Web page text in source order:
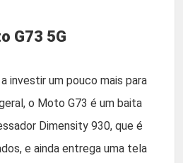
G73 5G
investir um pouco mais para
o Moto G73 é um baita
Dimensity 930, que é
e ainda entrega uma tela